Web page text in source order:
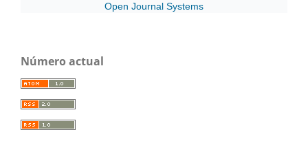
Open Journal Systems
Número actual